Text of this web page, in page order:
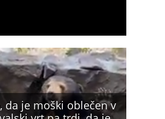
da je moški oblečen v